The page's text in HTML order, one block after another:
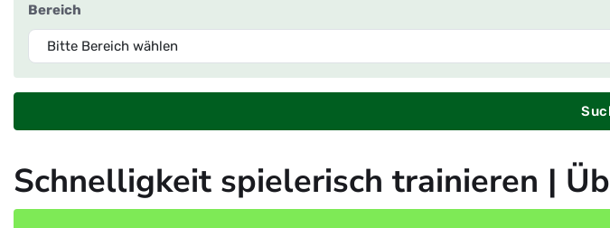
Bereich
Schnelligkeit spielerisch trainieren |